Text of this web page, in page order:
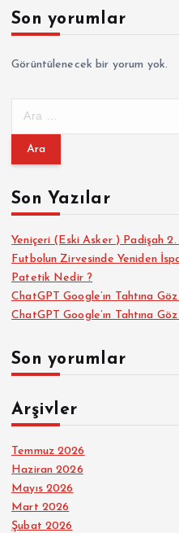
Son yorumlar
Görüntülenecek bir yorum yok.
m
:Son Yazılar
Yeniçeri (Eski Asker ) Padişah
Futbolun Zirvesinde Yeniden
Patetik Nedir ?
ChatGPT Google’ın Tahtına
ChatGPT Google’ın Tahtına
Son yorumlar
Arşivler
Temmuz 2026
Haziran 2026
Mayıs 2026
Mart 2026
Şubat 2026